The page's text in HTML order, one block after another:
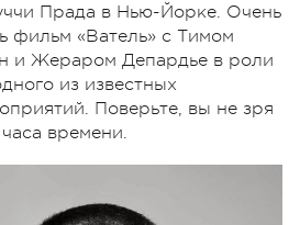
Прада в Нью-Йорке. Очень
фильм «Ватель» с Тимом
и Жераром Депардье в роли
из известных
Поверьте, вы не зря
времени.